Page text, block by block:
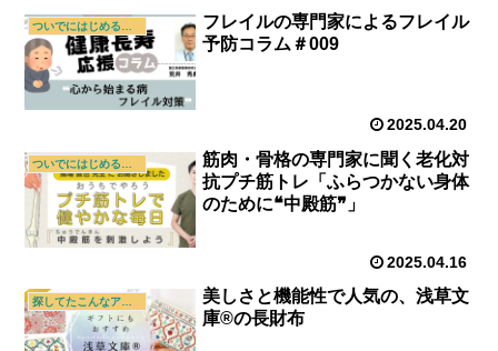
ついでにはじめる新習慣
フレイルの専門家によるフレイル
予防コラム＃009
2025.04.20
筋肉・骨格の専門家に聞く老化対
抗プチ筋トレ「ふらつかない身体
のために❝中殿筋❞」
2025.04.16
探してたこんなアイテム
美しさと機能性で人気の、浅草文
庫®の長財布